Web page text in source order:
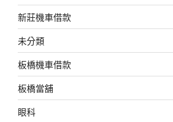
新莊機車借款
未分類
板橋機車借款
板橋當舖
眼科